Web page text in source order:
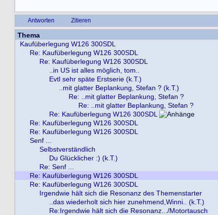
Antworten Zitieren
Thema
Kaufüberlegung W126 300SDL
Re: Kaufüberlegung W126 300SDL
Re: Kaufüberlegung W126 300SDL
..in US ist alles möglich, tom..
Evtl sehr späte Erstserie (k.T.)
..mit glatter Beplankung, Stefan ? (k.T.)
Re: ..mit glatter Beplankung, Stefan ?
Re: ..mit glatter Beplankung, Stefan ?
Re: Kaufüberlegung W126 300SDL
Re: Kaufüberlegung W126 300SDL
Re: Kaufüberlegung W126 300SDL
Senf ...
Selbstverständlich
Du Glücklicher :) (k.T.)
Re: Senf ...
Re: Kaufüberlegung W126 300SDL
Re: Kaufüberlegung W126 300SDL
Irgendwie hält sich die Resonanz des Themenstarter
..das wiederholt sich hier zunehmend,Winni.. (k.T.)
Re:Irgendwie hält sich die Resonanz.../Motortausch